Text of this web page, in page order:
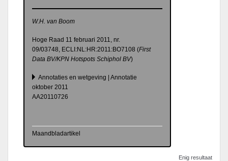
W.H. van Boom
Hoge Raad 11 februari 2011, nr.
09/03748, ECLI:NL:HR:2011:BO7108 (First
Data BV/KPN Hotspots Schiphol BV)
Annotaties en wetgeving | Annotatie
oktober 2011
AA20110726
Maandbladartikel
Enig resultaat